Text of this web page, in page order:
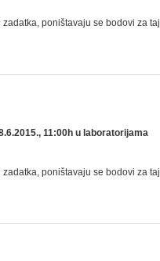
poništavaju se bodovi za taj
11:00h u laboratorijama
poništavaju se bodovi za taj